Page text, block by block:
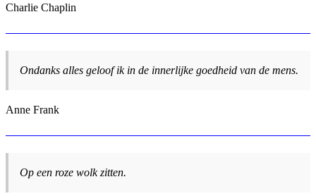
Charlie Chaplin
Ondanks alles geloof ik in de innerlijke goedheid van de mens.
Anne Frank
Op een roze wolk zitten.